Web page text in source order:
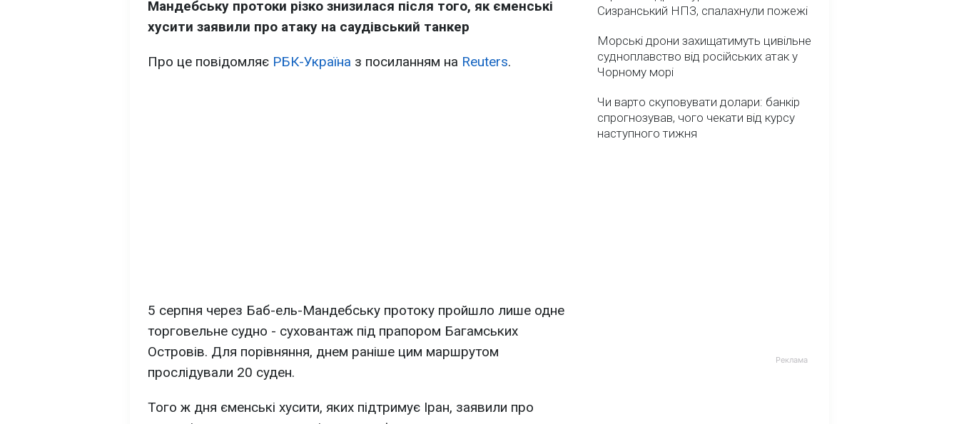
Мандебську протоки різко знизилася після того, як єменські
хусити заявили про атаку на саудівський танкер
Про це повідомляє РБК-Україна з посиланням на Reuters.
5 серпня через Баб-ель-Мандебську протоку пройшло лише одне
торговельне судно - суховантаж під прапором Багамських
Островів. Для порівняння, днем раніше цим маршрутом
прослідували 20 суден.
Того ж дня єменські хусити, яких підтримує Іран, заявили про
Сизранський НПЗ, спалахнули пожежі
Морські дрони захищатимуть цивільне
судноплавство від російських атак у
Чорному морі
Чи варто скуповувати долари: банкір
спрогнозував, чого чекати від курсу
наступного тижня